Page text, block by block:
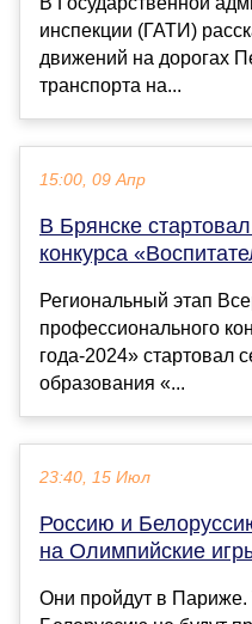
инспекции (ГАТИ)
движений на дорогах
транспорта на...
15:00, 09 Апр
В Брянске
конкурса
Региональный этап
профессионального
года-2024» стартовал
образования «...
23:40, 15 Июл
Россию и
на Олимпийские
Они пройдут в Париже.